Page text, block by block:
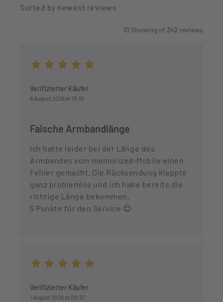
Sorted by newest reviews
10 Showing of 342 reviews
Verifizierter Käufer
6 August 2026 at 19:10
Falsche Armbandlänge
Ich hatte leider bei der Länge des
Armbandes vom memorized-Mobile einen
Fehler gemacht. Die Rücksendung klappte
ganz problemlos und ich habe bereits die
richtige Länge bekommen.
5 Punkte für den Service 😊
Verifizierter Käufer
1 August 2026 at 09:27